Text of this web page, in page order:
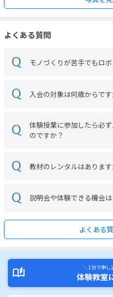
よくある質問
モノづくりが苦手でもロ
入会の対象は何歳からです
体験授業に参加したら必
のですか？
教材のレンタルはあります
説明会や体験できる機会
よくある
＼ 1分で申し
体験教室